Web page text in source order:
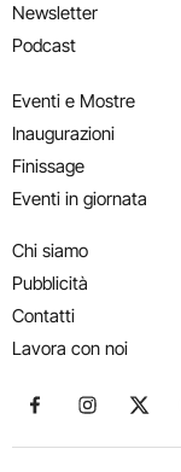
Newsletter
Podcast
Eventi e Mostre
Inaugurazioni
Finissage
Eventi in giornata
Chi siamo
Pubblicità
Contatti
Lavora con noi
Seguici suSeguici su